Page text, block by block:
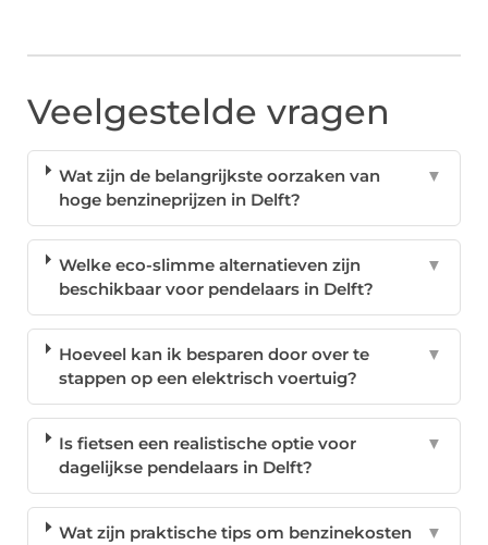
Veelgestelde vragen
Wat zijn de belangrijkste oorzaken van
hoge benzineprijzen in Delft?
▼
Welke eco-slimme alternatieven zijn
beschikbaar voor pendelaars in Delft?
▼
Hoeveel kan ik besparen door over te
stappen op een elektrisch voertuig?
▼
Is fietsen een realistische optie voor
dagelijkse pendelaars in Delft?
▼
Wat zijn praktische tips om benzinekosten
▼